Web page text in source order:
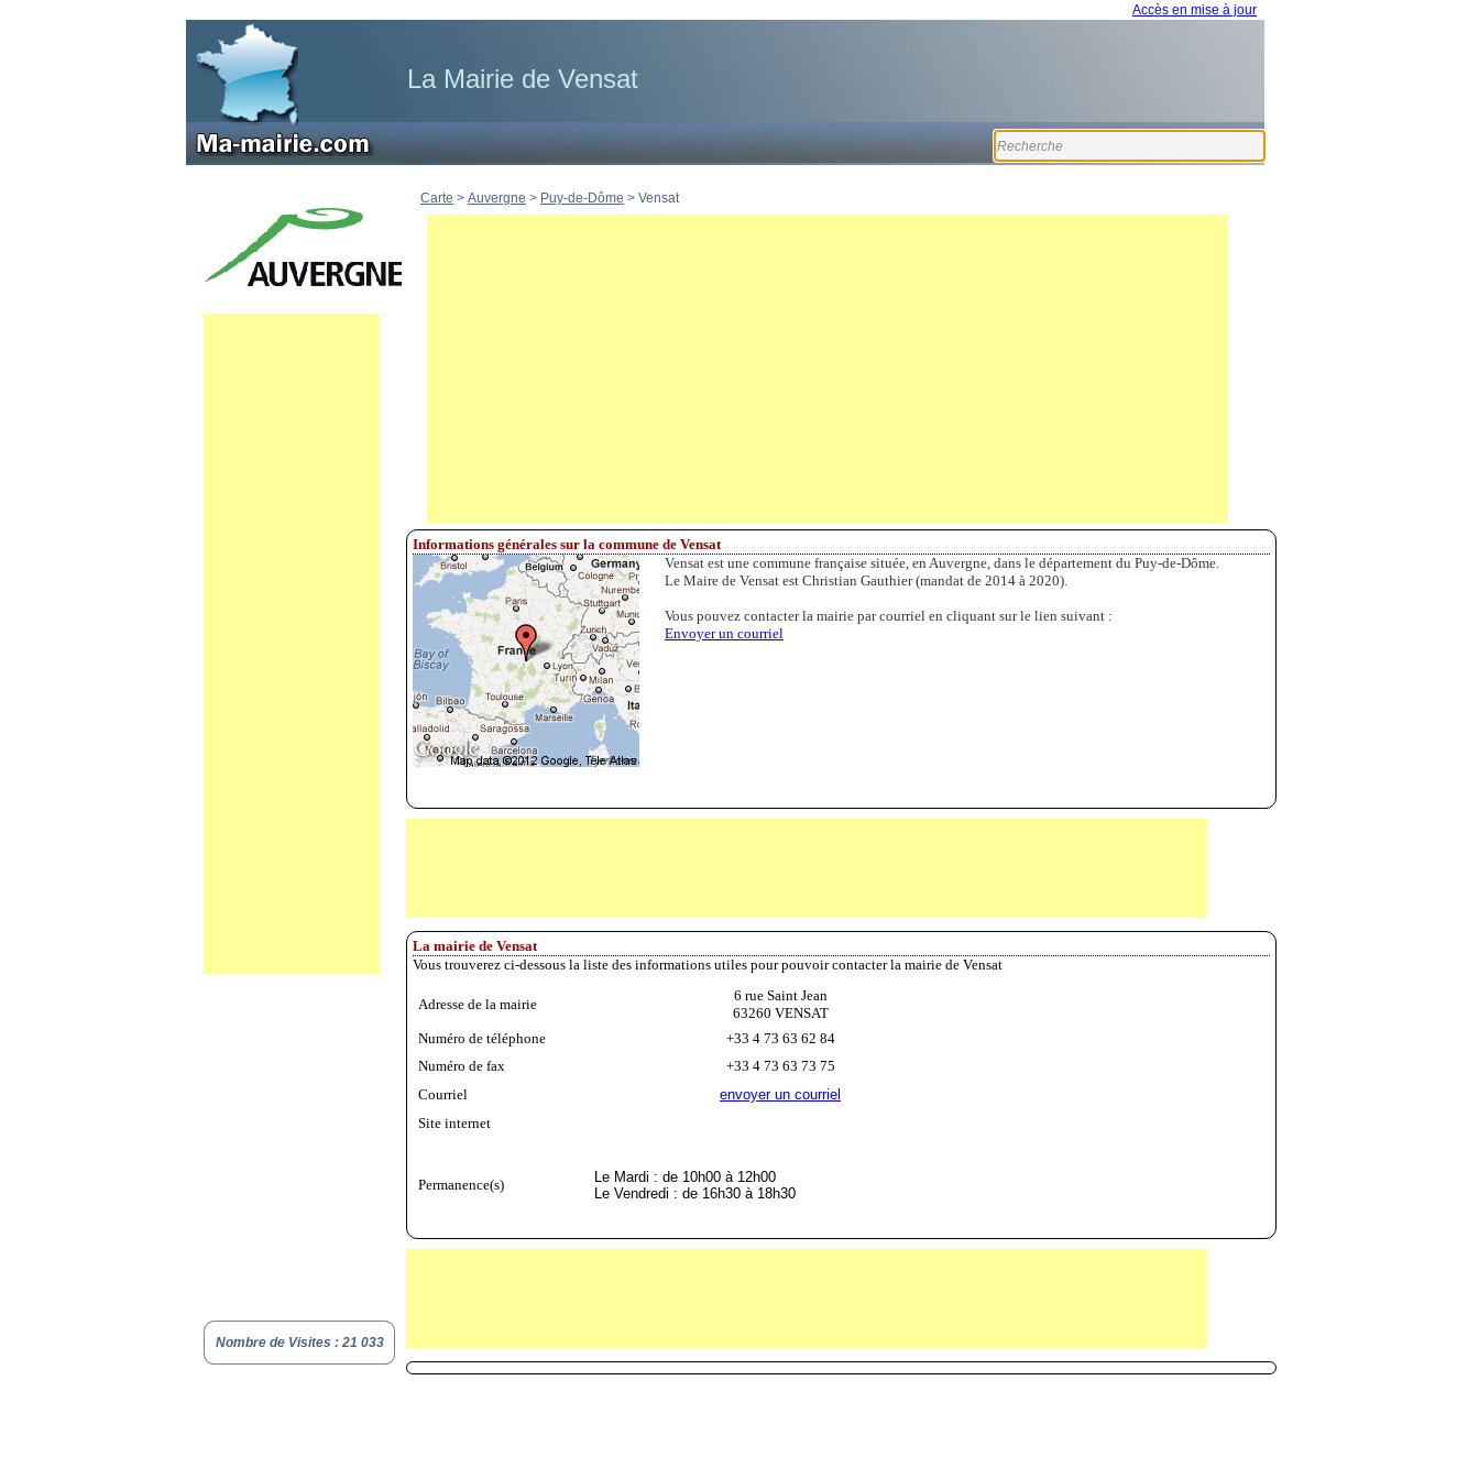
La Mairie de Vensat
Nombre de Visites : 21 033
Carte > Auvergne > Puy-de-Dôme > Vensat
Informations générales sur la commune de Vensat
Vensat est une commune française située, en Auvergne, dans le département du Puy-de-Dôme.
Le Maire de Vensat est Christian Gauthier (mandat de 2014 à 2020).
Vous pouvez contacter la mairie par courriel en cliquant sur le lien suivant :
Envoyer un courriel
La mairie de Vensat
Vous trouverez ci-dessous la liste des informations utiles pour pouvoir contacter la mairie de Vensat
Adresse de la mairie
6 rue Saint Jean
63260 VENSAT
Numéro de téléphone
+33 4 73 63 62 84
Numéro de fax
+33 4 73 63 73 75
Courriel
envoyer un courriel
Site internet
Permanence(s)
Le Mardi : de 10h00 à 12h00
Le Vendredi : de 16h30 à 18h30
Accès en mise à jour